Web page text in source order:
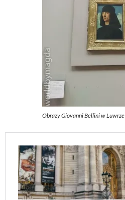
Obrazy Giovanni Bellini w Luwrze